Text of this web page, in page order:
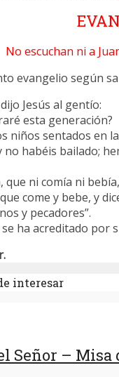
No escuchan ni a
evangelio según
Jesús al gentío:
esta generación?
niños sentados en
no habéis bailado;
que ni comía ni
come y bebe, y
y pecadores”.
ha acreditado por
interesar
Señor –